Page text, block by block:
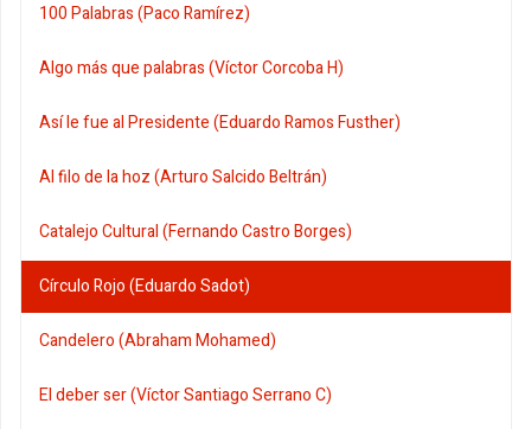
100 Palabras (Paco Ramírez)
Algo más que palabras (Víctor Corcoba H)
Así le fue al Presidente (Eduardo Ramos Fusther)
Al filo de la hoz (Arturo Salcido Beltrán)
Catalejo Cultural (Fernando Castro Borges)
Círculo Rojo (Eduardo Sadot)
Candelero (Abraham Mohamed)
El deber ser (Víctor Santiago Serrano C)